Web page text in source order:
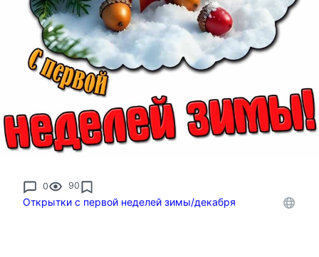
0 90
Открытки с первой неделей зимы/декабря